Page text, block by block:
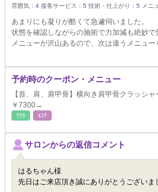
雰囲気： 4 接客サービス： 5 技術・仕上がり： 5 メニ
あまりにも凝りが酷くて急遽伺いました。
状態を確認しながらの施術で力加減も絶妙で
メニューが沢山あるので、次は違うメニュー
予約時のクーポン・メニュー
【首、肩、肩甲骨】横向き肩甲骨クラッシ
￥7300→
ﾘﾗｸ ｴｽﾃ
サロンからの返信コメント
はるちゃん様
先日はご来店頂き誠にありがとうございま